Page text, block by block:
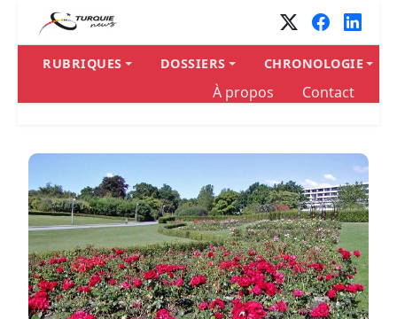
RUBRIQUES DOSSIERS CHRONOLOGIE
À propos Contact